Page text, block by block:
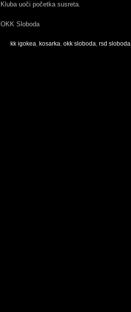
Kluba uoči početka susreta.
OKK Sloboda
kk igokea, kosarka, okk sloboda, rsd sloboda